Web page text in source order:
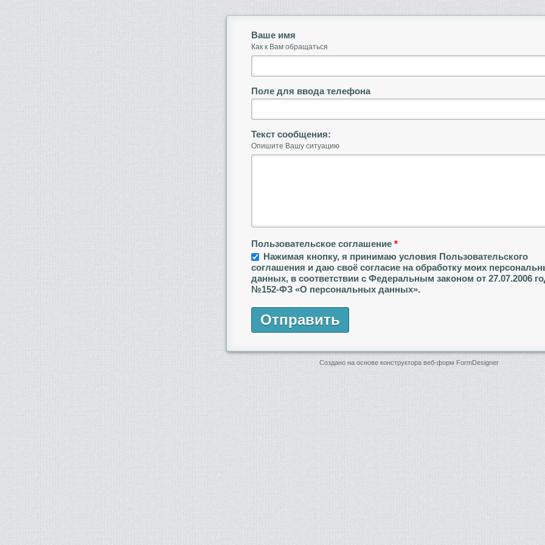
Ваше имя
Как к Вам обращаться
Поле для ввода телефона
Текст сообщения:
Опишите Вашу ситуацию
Пользовательское соглашение *
Нажимая кнопку, я принимаю условия Пользовательского
соглашения и даю своё согласие на обработку моих
данных, в соответствии с Федеральным законом от 27.07.2006
№152-ФЗ «О персональных данных».
Отправить
Создано на основе конструктора веб-форм FormDesigner